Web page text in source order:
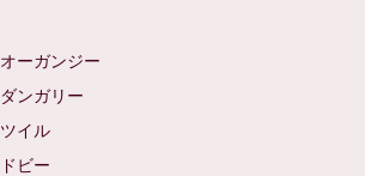
オーガンジー
ダンガリー
ツイル
ドビー